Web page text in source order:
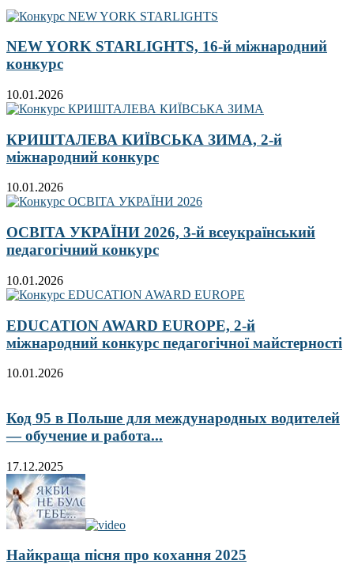
NEW YORK STARLIGHTS, 16-й міжнародний
конкурс
10.01.2026
КРИШТАЛЕВА КИЇВСЬКА ЗИМА, 2-й
міжнародний конкурс
10.01.2026
ОСВІТА УКРАЇНИ 2026, 3-й всеукраїнський
педагогічний конкурс
10.01.2026
EDUCATION AWARD EUROPE, 2-й
міжнародний конкурс педагогічної майстерності
10.01.2026
Код 95 в Польше для международных водителей
— обучение и работа...
17.12.2025
Найкраща пісня про кохання 2025